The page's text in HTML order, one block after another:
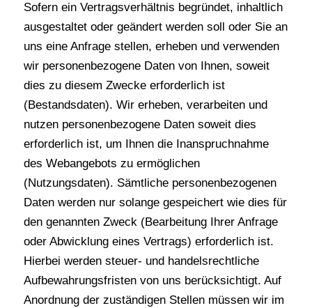
Sofern ein Vertragsverhältnis begründet, inhaltlich
ausgestaltet oder geändert werden soll oder Sie an
uns eine Anfrage stellen, erheben und verwenden
wir personenbezogene Daten von Ihnen, soweit
dies zu diesem Zwecke erforderlich ist
(Bestandsdaten). Wir erheben, verarbeiten und
nutzen personenbezogene Daten soweit dies
erforderlich ist, um Ihnen die Inanspruchnahme
des Webangebots zu ermöglichen
(Nutzungsdaten). Sämtliche personenbezogenen
Daten werden nur solange gespeichert wie dies für
den genannten Zweck (Bearbeitung Ihrer Anfrage
oder Abwicklung eines Vertrags) erforderlich ist.
Hierbei werden steuer- und handelsrechtliche
Aufbewahrungsfristen von uns berücksichtigt. Auf
Anordnung der zuständigen Stellen müssen wir im